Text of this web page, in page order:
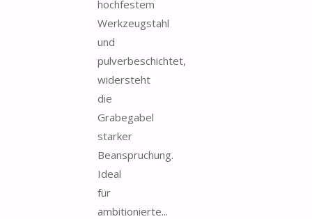
hochfestem
Werkzeugstahl
und
pulverbeschichtet,
widersteht
die
Grabegabel
starker
Beanspruchung.
Ideal
für
ambitionierte...